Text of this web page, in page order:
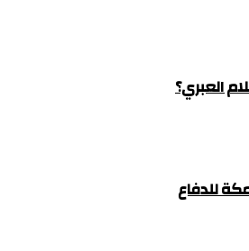
العبري؟
للدفاع